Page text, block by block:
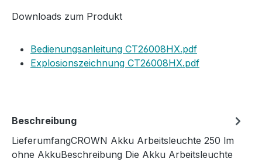
Downloads zum Produkt
Bedienungsanleitung CT26008HX.pdf
Explosionszeichnung CT26008HX.pdf
Beschreibung
LieferumfangCROWN Akku Arbeitsleuchte 250 lm
ohne AkkuBeschreibung Die Akku Arbeitsleuchte